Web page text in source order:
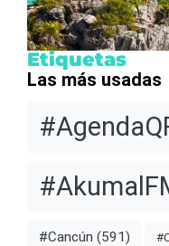
Etiquetas
Las más usadas
#Cancún (591)